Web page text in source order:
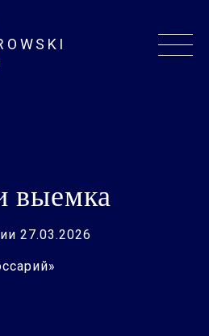
выемка
27.03.2026